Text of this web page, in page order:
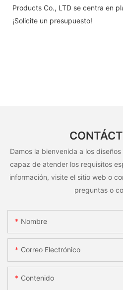
Products Co., LTD se centra en
¡Solicite un presupuesto!
Damos la bienvenida a los
capaz de atender los requisitos
información, visite el sitio web o
preguntas o
Nombre
Correo Electrónico
Contenido